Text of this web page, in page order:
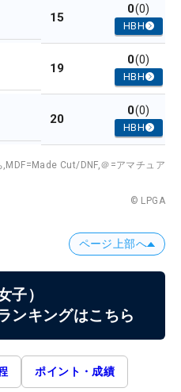
15
0(0)
HBH
19
0(0)
HBH
20
0(0)
HBH
, MDF=Made Cut/DNF,＠=アマチュア
© LPGA
ページ上部へ
子）
ンキングはこちら
ポイント・成績